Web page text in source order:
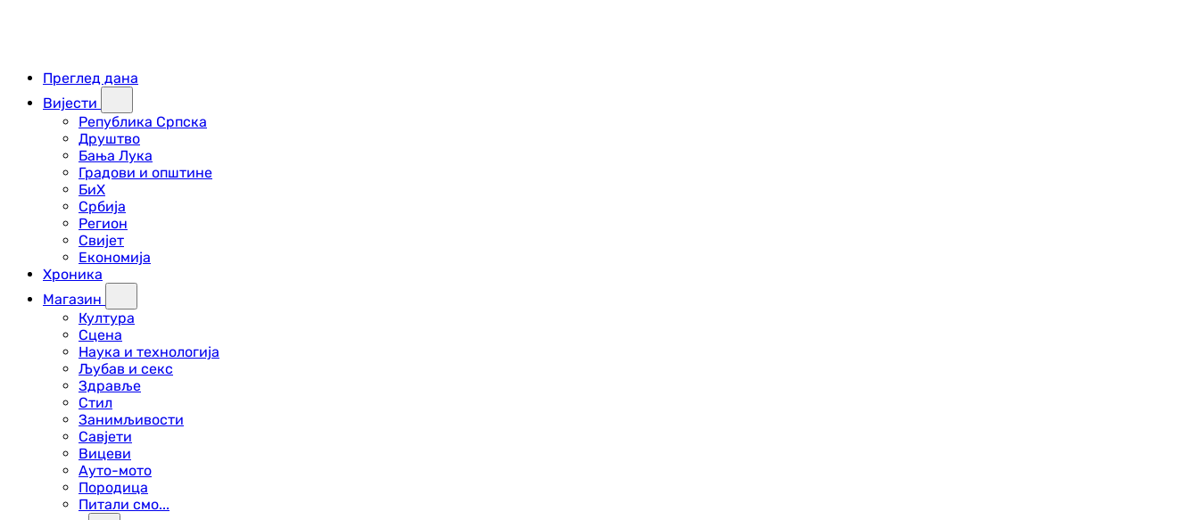
Преглед дана
Вијести
Република Српска
Друштво
Бања Лука
Градови и општине
БиХ
Србија
Регион
Свијет
Економија
Хроника
Магазин
Култура
Сцена
Наука и технологија
Љубав и секс
Здравље
Стил
Занимљивости
Савјети
Вицеви
Ауто-мото
Породица
Питали смо...